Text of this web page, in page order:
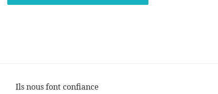
Ils nous font confiance